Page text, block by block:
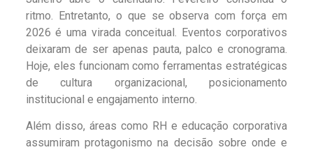
ritmo. Entretanto, o que se observa com força em
2026 é uma virada conceitual. Eventos corporativos
deixaram de ser apenas pauta, palco e cronograma.
Hoje, eles funcionam como ferramentas estratégicas
de cultura organizacional, posicionamento
institucional e engajamento interno.
Além disso, áreas como RH e educação corporativa
assumiram protagonismo na decisão sobre onde e